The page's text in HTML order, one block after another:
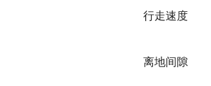
行走速度
离地间隙